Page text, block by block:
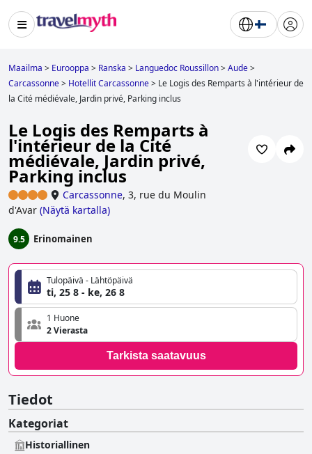
Maailma > Eurooppa > Ranska > Languedoc Roussillon>Aude>
Carcassonne> Hotellit Carcassonne> Le Logis des Remparts à l'intérieur de
la Cité médiévale, Jardin privé, Parking inclus
Le Logis des Remparts à
l'intérieur de la Cité
médiévale, Jardin privé,
Parking inclus
Carcassonne, 3, rue du Moulin
d'Avar (Näytä kartalla)
9.5 Erinomainen
Tulopäivä - Lähtöpäivä
ti, 25 8 - ke, 26 8
1 Huone
2 Vierasta
Tarkista saatavuus
Tiedot
Kategoriat
Historiallinen